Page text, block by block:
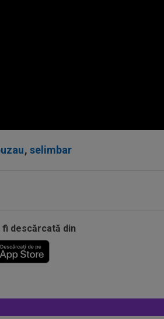
, selimbar
fi descărcată din